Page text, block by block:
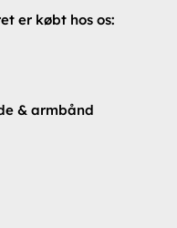
er købt hos os:
& armbånd